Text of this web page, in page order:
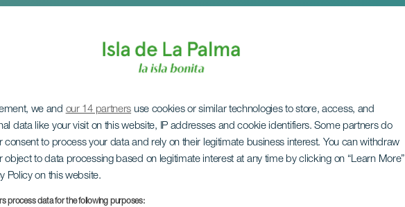
we and our 14 partners use cookies or similar technologies to store, access, and
data like your visit on this website, IP addresses and cookie identifiers. Some partners do
consent to process your data and rely on their legitimate business interest. You can withdraw
object to data processing based on legitimate interest at any time by clicking on “Learn More”
Policy on this website.
process data for the following purposes:
Teatro Amateur